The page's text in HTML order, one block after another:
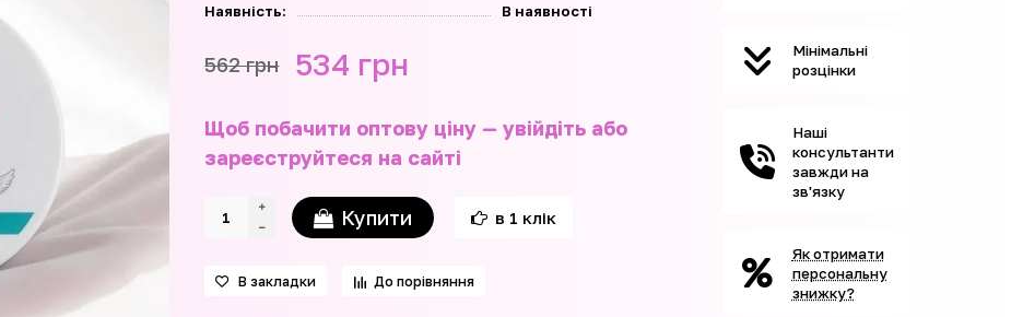
Наявність:
В наявності
562 грн 534 грн
Щоб побачити оптову ціну — увійдіть або
зареєструйтеся на сайті
Купити в 1 клік
В закладки До порівняння
Мінімальні
розцінки
Наші
консультанти
завжди на
зв'язку
Як отримати
персональну
знижку?